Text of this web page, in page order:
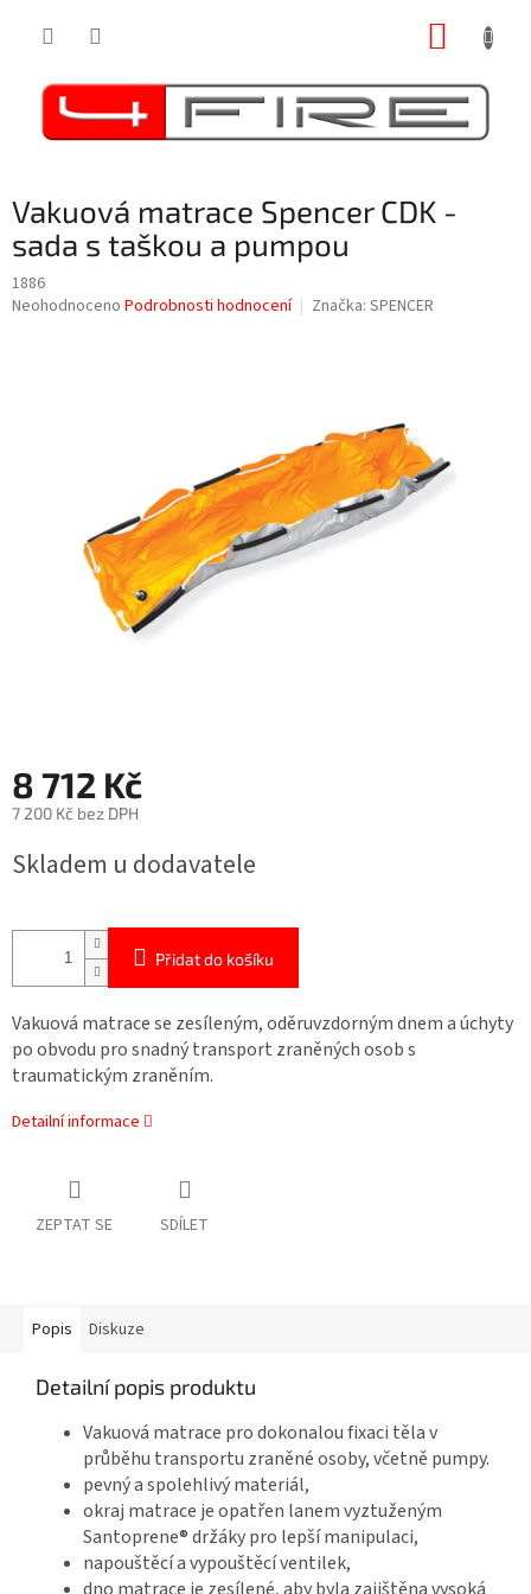
Vakuová matrace Spencer CDK -
sada s taškou a pumpou
1886
Průměrné
Neohodnoceno Podrobnosti hodnocení Značka: SPENCER
8 712 Kč
7 200 Kč bez DPH
cena:
Skladem u dodavatele
Přidat do košíku
Vakuová matrace se zesíleným, oděruvzdorným dnem a úchyty
po obvodu pro snadný transport zraněných osob s
traumatickým zraněním.
Detailní informace
ZEPTAT SE SDÍLET
Popis Diskuze
Detailní popis produktu
Vakuová matrace pro dokonalou fixaci těla v
průběhu transportu zraněné osoby, včetně pumpy.
pevný a spolehlivý materiál,
okraj matrace je opatřen lanem vyztuženým
Santoprene® držáky pro lepší manipulaci,
napouštěcí a vypouštěcí ventilek,